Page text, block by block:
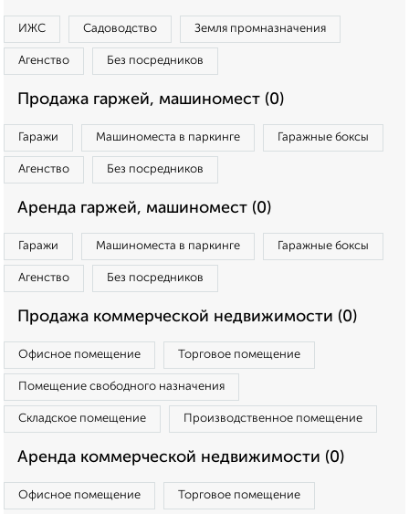
ИЖС Садоводство Земля промназначения
Агенство Без посредников
Продажа гаржей, машиномест (0)
Гаражи Машиноместа в паркинге Гаражные боксы
Агенство Без посредников
Аренда гаржей, машиномест (0)
Гаражи Машиноместа в паркинге Гаражные боксы
Агенство Без посредников
Продажа коммерческой недвижимости (0)
Офисное помещение Торговое помещение
Помещение свободного назначения
Складское помещение Производственное помещение
Аренда коммерческой недвижимости (0)
Офисное помещение Торговое помещение